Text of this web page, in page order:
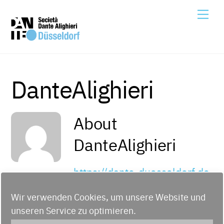
Wir verwenden Cookies, um unsere Website und
unseren Service zu optimieren.
content
DanteAlighieri
About
DanteAlighieri
https://dante-duesseldorf.de